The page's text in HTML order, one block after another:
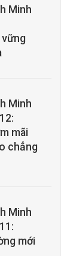
Minh
Minh
mãi
chẳng
Minh
mới